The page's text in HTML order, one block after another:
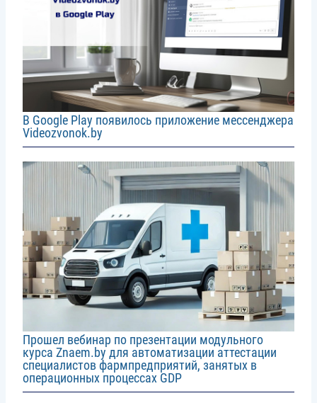
В Google Play появилось приложение мессенджера
Videozvonok.by
Image
Прошел вебинар по презентации модульного
курса Znaem.by для автоматизации аттестации
специалистов фармпредприятий, занятых в
операционных процессах GDP